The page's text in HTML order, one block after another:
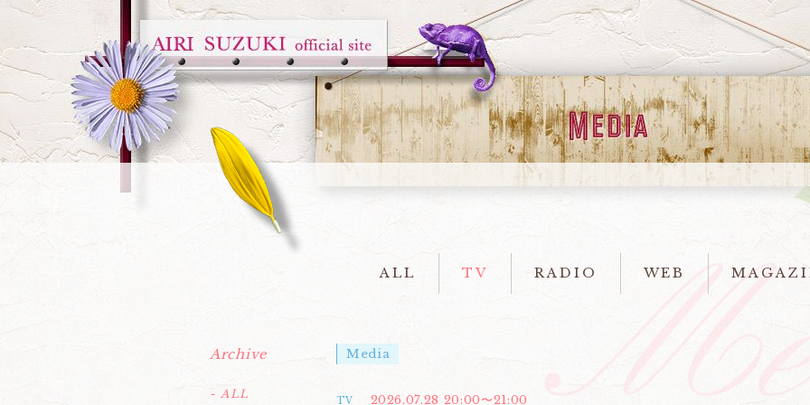
ALL TV RADIO WEB
Media
TV 2026.07.28 20:00〜21:00
Archive
- ALL